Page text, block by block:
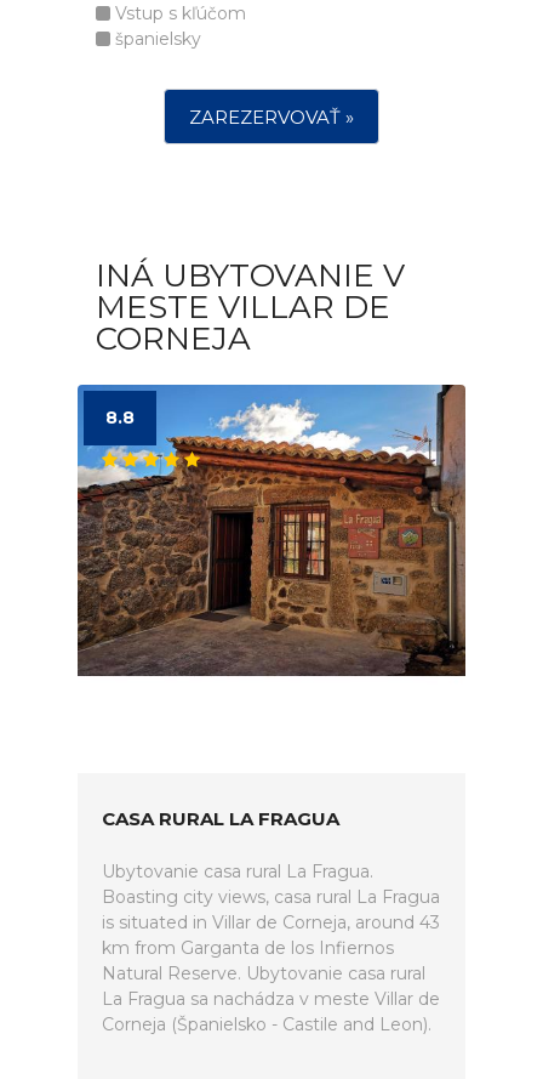
Vstup s kľúčom
španielsky
ZAREZERVOVAŤ »
INÁ UBYTOVANIE V
MESTE VILLAR DE
CORNEJA
8.8
CASA RURAL LA FRAGUA
Ubytovanie casa rural La Fragua.
Boasting city views, casa rural La Fragua
is situated in Villar de Corneja, around 43
km from Garganta de los Infiernos
Natural Reserve. Ubytovanie casa rural
La Fragua sa nachádza v meste Villar de
Corneja (Španielsko - Castile and Leon).